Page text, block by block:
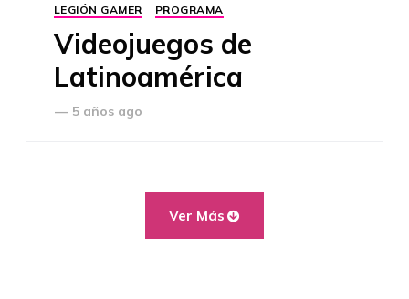
LEGIÓN GAMER PROGRAMA
Videojuegos de
Latinoamérica
— 5 años ago
Ver Más